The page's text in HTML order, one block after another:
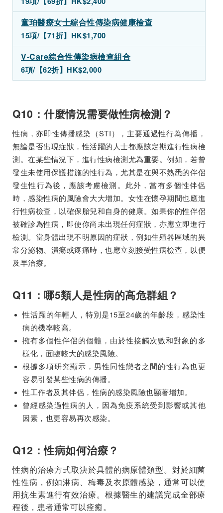
童珀醫療女士綜合性傳染病健康檢查
15項/【71折】HK$1,700
V-Care綜合性傳染病檢查組合
6項/【62折】HK$2,000
Q10：什麼情況需要做性病檢測？
性病，亦即性傳播感染（STI），主要通過性行為傳播，
無論是否出現症狀，性活躍的人士都應該定期進行性病檢
測。在某些情況下，進行性病檢測尤為重要。例如，若曾
發生未使用保護措施的性行為，尤其是在與不熟悉的伴侶
發生性行為後，應該考慮檢測。此外，當有多個性伴侶
時，感染性病的風險會大大增加。女性在懷孕期間也應進
行性病檢查，以確保胎兒和自身的健康。如果你的性伴侶
被確診為性病，即使你尚未出現任何症狀，亦應立即進行
檢測。當身體出現不明原因的症狀，例如生殖器區域的異
常分泌物、潰瘍或疼痛時，也應立刻接受性病檢查，以便
及早治療。
Q11：哪5類人是性病的高危群組？
性活躍的年輕人，特別是15至24歲的年齡段，感染性
病的機率較高。
擁有多個性伴侶的個體，由於性接觸次數和對象的多
樣化，面臨較大的感染風險。
根據多項研究顯示，男性同性戀者之間的性行為也更
容易引發某些性病的傳播。
性工作者及其伴侶，性病的感染風險也顯著增加。
曾經感染過性病的人，因為免疫系統受到影響或其他
因素，也更容易再次感染。
Q12：性病如何治療？
性病的治療方式取決於具體的病原體類型。對於細菌
性性病，例如淋病、梅毒及衣原體感染，通常可以使
用抗生素進行有效治療。根據醫生的建議完成全部療
程後，患者通常可以痊癒。